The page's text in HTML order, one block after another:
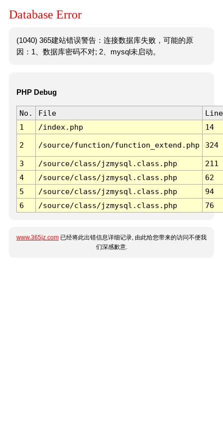
Database Error
(1040) 365建站错误警告：连接数据库失败，可能的原
因：1、数据库密码不对; 2、mysql未启动。
PHP Debug
No. File
Line
1
/index.php 14
2 /source/function/function_extend.php 324
3 /source/class/jzmysql.class.php
211
4
/source/class/jzmysql.class.php
62
5
/source/class/jzmysql.class.php
94
6
/source/class/jzmysql.class.php 76
www.365jz.com 已经将此出错信息详细记录, 由此给您带来的访问不便我
们深感歉意.